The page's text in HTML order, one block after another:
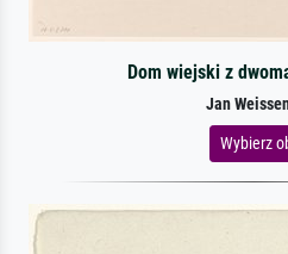
Dom wiejski z
Jan
Wybierz